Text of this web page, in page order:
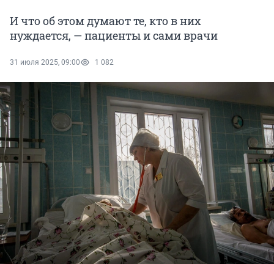
И что об этом думают те, кто в них
нуждается, — пациенты и сами врачи
31 июля 2025, 09:00 1 082